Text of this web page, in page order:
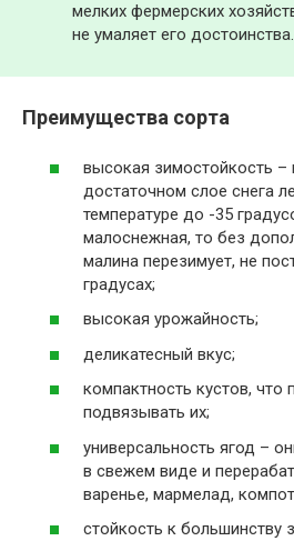
мелких фермерских
не умаляет его достоинства.
Преимущества сорта
высокая зимостойкость –
достаточном слое снега
температуре до -35
малоснежная, то без
малина перезимует, не
градусах;
высокая урожайность;
деликатесный вкус;
компактность кустов, что
подвязывать их;
универсальность ягод –
в свежем виде и
варенье, мармелад,
стойкость к большинству